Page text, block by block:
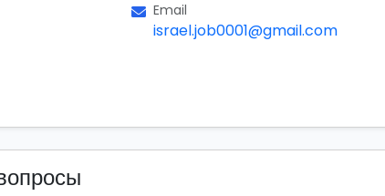
Email
israel.job0001@gmail.com